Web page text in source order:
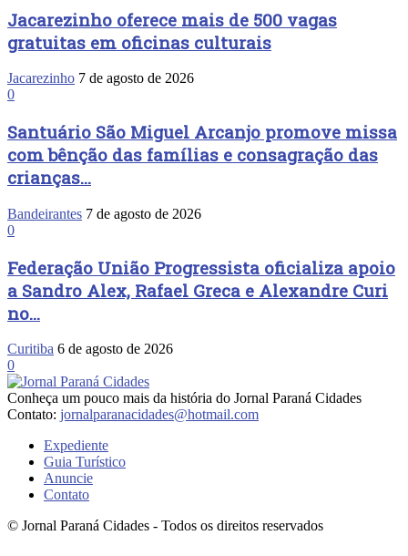
Jacarezinho oferece mais de 500 vagas
gratuitas em oficinas culturais
Jacarezinho 7 de agosto de 2026
0
Santuário São Miguel Arcanjo promove missa
com bênção das famílias e consagração das
crianças...
Bandeirantes 7 de agosto de 2026
0
Federação União Progressista oficializa apoio
a Sandro Alex, Rafael Greca e Alexandre Curi
no...
Curitiba 6 de agosto de 2026
0
Conheça um pouco mais da história do Jornal Paraná Cidades
Contato: jornalparanacidades@hotmail.com
Expediente
Guia Turístico
Anuncie
Contato
© Jornal Paraná Cidades - Todos os direitos reservados